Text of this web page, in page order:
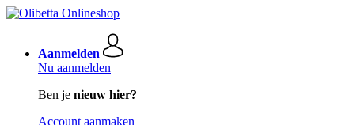
Aanmelden
Nu aanmelden
Ben je nieuw hier?
Account aanmaken